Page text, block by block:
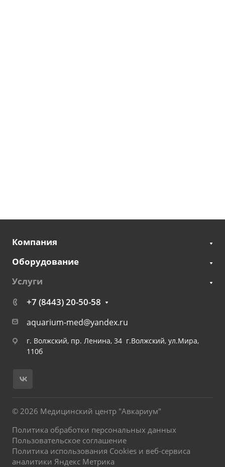
Компания
Оборудование
Услуги
+7 (8443) 20-50-58
aquarium-med@yandex.ru
г. Волжский, пр. Ленина, 34 г.Волжский, ул.Мира,
110б
© 2026 Медицинский центр "Авкариум"
Политика обработки персональных данных
Пользовательское соглашение
Политика использования Cookies и веб-сервиса
аналитики Яндекс Метрика